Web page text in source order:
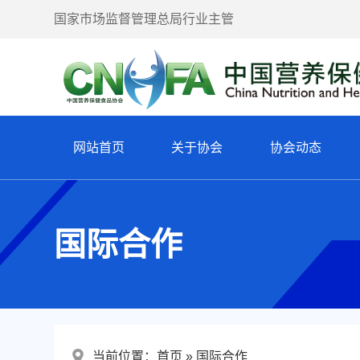
国家市场监督管理总局行业主管
网站首页 关于协会 协会动态
国际合作
当前位置：首页 国际合作